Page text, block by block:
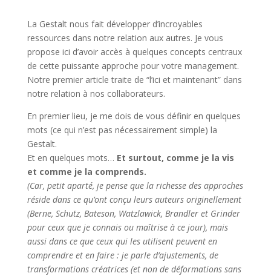
La Gestalt nous fait développer d’incroyables
ressources dans notre relation aux autres. Je vous
propose ici d’avoir accès à quelques concepts centraux
de cette puissante approche pour votre management.
Notre premier article traite de “l’ici et maintenant” dans
notre relation à nos collaborateurs.
En premier lieu, je me dois de vous définir en quelques
mots (ce qui n’est pas nécessairement simple) la
Gestalt.
Et en quelques mots… Et surtout, comme je la vis
et comme je la comprends.
(Car, petit aparté, je pense que la richesse des approches
réside dans ce qu’ont conçu leurs auteurs originellement
(Berne, Schutz, Bateson, Watzlawick, Brandler et Grinder
pour ceux que je connais ou maîtrise à ce jour), mais
aussi dans ce que ceux qui les utilisent peuvent en
comprendre et en faire : je parle d’ajustements, de
transformations créatrices (et non de déformations sans